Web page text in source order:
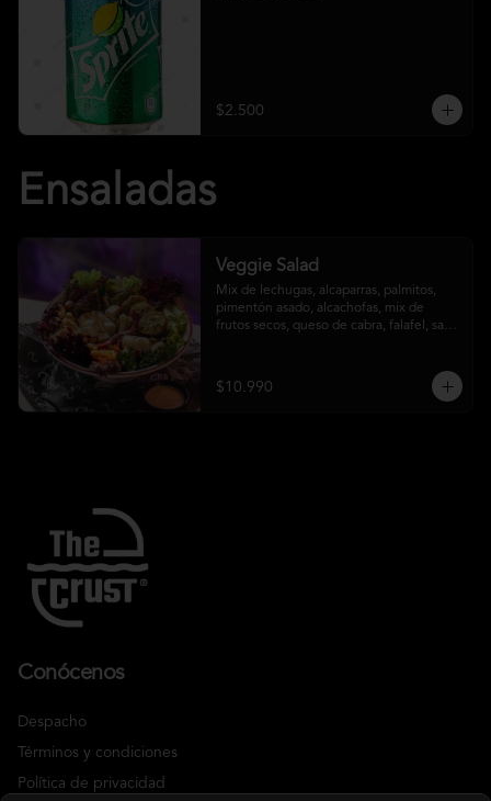
$2.500
Ensaladas
Veggie Salad
Mix de lechugas, alcaparras, palmitos,
pimentón asado, alcachofas, mix de
frutos secos, queso de cabra, falafel, salsa
$10.990
Conócenos
Despacho
Términos y condiciones
Política de privacidad